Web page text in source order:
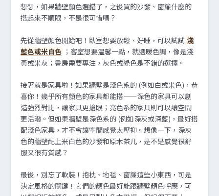
想想，如果牆壁顏色選錯了，之後買的沙發、窗簾什麼的
搭起來不順眼，不是很可惜嗎？
先從牆壁顏色開始吧！臥室想要放鬆、好睡，可以試試 淺
藍色或米白色 ；客室想要溫馨一點，就選暖色調，像是淺
黃或米灰；書房需要專注，灰色或綠色是不錯的選擇。
接著就是家具啦！如果牆壁是淺色系的 (例如白或米色)，恭
喜你！幾乎所有顏色的家具都能搭——深色的家具可以創
造強烈對比，讓家具更搶眼；亮色系的家具則可以讓空間
更活潑。但如果牆壁是深色系的 (例如深灰或深藍)，最好搭
配淺色家具，才不會讓空間感覺太壓抑。想像一下，深灰
色的牆壁配上米白色的沙發和原木茶几，是不是感覺很舒
服又很有質感？
最後，別忘了軟裝！抱枕、地毯、窗簾這些小東西，可是
決定風格的關鍵！它們的顏色最好能跟牆壁顏色呼應，可